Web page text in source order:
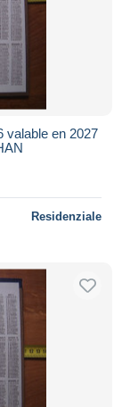
valable en 2027
Residenziale